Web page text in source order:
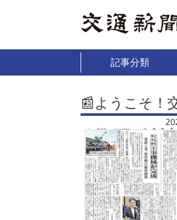
記事分類
📰ようこそ！